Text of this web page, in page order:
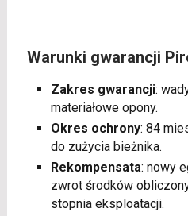
Warunki gwarancji
Zakres gwarancji:
materiałowe opony.
Okres ochrony: 84
do zużycia bieżnika.
Rekompensata: nowy
zwrot środków
stopnia eksploatacji.